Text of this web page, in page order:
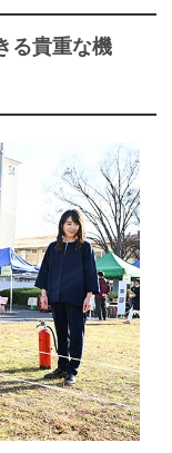
る貴重な機